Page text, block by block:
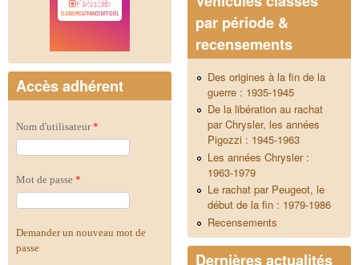
Accès adhérent
Nom d'utilisateur*
Mot de passe *
Demander un nouveau mot de
passe
par période &
recensements
Des origines à la fin de la
guerre : 1935-1945
De la libération au rachat
par Chrysler, les années
Pigozzi : 1945-1963
Les années Chrysler :
1963-1979
Le rachat par Peugeot, le
début de la fin : 1979-1986
Recensements
Dernières actualités